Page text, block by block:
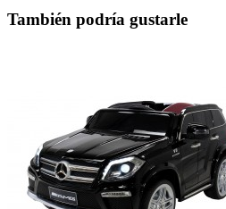
También podría gustarle